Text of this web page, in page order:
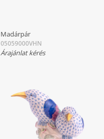
Madárpár
05059000VHN
Árajánlat kérés